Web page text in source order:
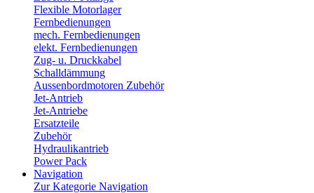
Flexible Motorlager
Fernbedienungen
mech. Fernbedienungen
elekt. Fernbedienungen
Zug- u. Druckkabel
Schalldämmung
Aussenbordmotoren Zubehör
Jet-Antrieb
Jet-Antriebe
Ersatzteile
Zubehör
Hydraulikantrieb
Power Pack
Navigation
Zur Kategorie Navigation